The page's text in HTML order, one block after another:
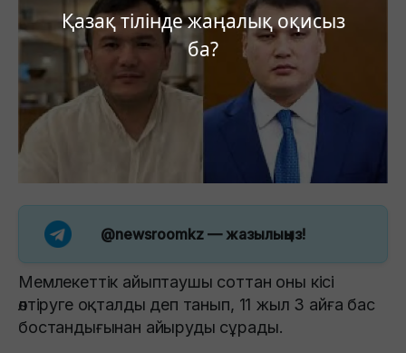
Қазақ тілінде жаңалық оқисыз
ба?
@newsroomkz — жазылыңыз!
Мемлекеттік айыптаушы соттан оны кісі
өлтіруге оқталды деп танып, 11 жыл 3 айға бас
бостандығынан айыруды сұрады.